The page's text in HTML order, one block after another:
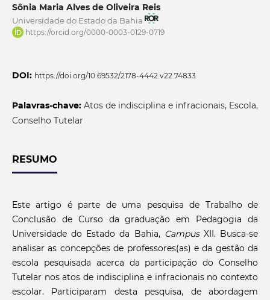
Sônia Maria Alves de Oliveira Reis
Universidade do Estado da Bahia
https://orcid.org/0000-0003-0129-0719
DOI: https://doi.org/10.69532/2178-4442.v22.74833
Palavras-chave: Atos de indisciplina e infracionais, Escola,
Conselho Tutelar
RESUMO
Este artigo é parte de uma pesquisa de Trabalho de
Conclusão de Curso da graduação em Pedagogia da
Universidade do Estado da Bahia, CampusXII. Busca-se
analisar as concepções de professores(as) e da gestão da
escola pesquisada acerca da participação do Conselho
Tutelar nos atos de indisciplina e infracionais no contexto
escolar. Participaram desta pesquisa, de abordagem